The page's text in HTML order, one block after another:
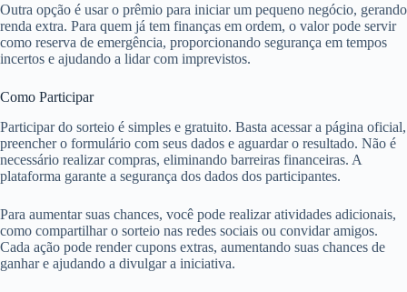
Outra opção é usar o prêmio para iniciar um pequeno negócio, gerando
renda extra. Para quem já tem finanças em ordem, o valor pode servir
como reserva de emergência, proporcionando segurança em tempos
incertos e ajudando a lidar com imprevistos.
Como Participar
Participar do sorteio é simples e gratuito. Basta acessar a página oficial,
preencher o formulário com seus dados e aguardar o resultado. Não é
necessário realizar compras, eliminando barreiras financeiras. A
plataforma garante a segurança dos dados dos participantes.
Para aumentar suas chances, você pode realizar atividades adicionais,
como compartilhar o sorteio nas redes sociais ou convidar amigos.
Cada ação pode render cupons extras, aumentando suas chances de
ganhar e ajudando a divulgar a iniciativa.